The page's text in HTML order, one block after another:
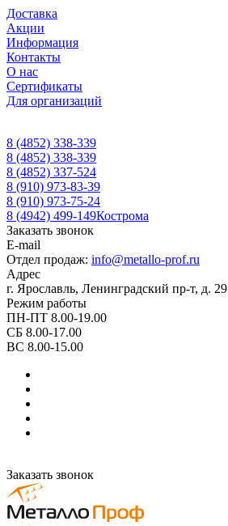
Доставка
Акции
Информация
Контакты
О нас
Сертификаты
Для организаций
8 (4852) 338-339
8 (4852) 338-339
8 (4852) 337-524
8 (910) 973-83-39
8 (910) 973-75-24
8 (4942) 499-149Кострома
Заказать звонок
E-mail
Отдел продаж: info@metallo-prof.ru
Адрес
г. Ярославль, Ленинградский пр-т, д. 29
Режим работы
ПН-ПТ 8.00-19.00
СБ 8.00-17.00
ВС 8.00-15.00
Заказать звонок